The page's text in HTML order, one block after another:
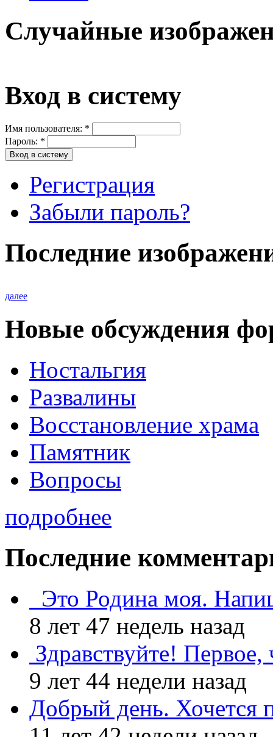
Случайные
Вход в систему
Имя пользователя: *
Пароль: *
Регистрация
Забыли пароль?
Последние
далее
Новые обсуждения
Ностальгия
Развалины
Восстановление храма
Памятник
Вопросы
подробнее
Последние
Это Родина моя.
8 лет 47 недель назад
Здравствуйте! Первое,
9 лет 44 недели назад
Добрый день. Хочется